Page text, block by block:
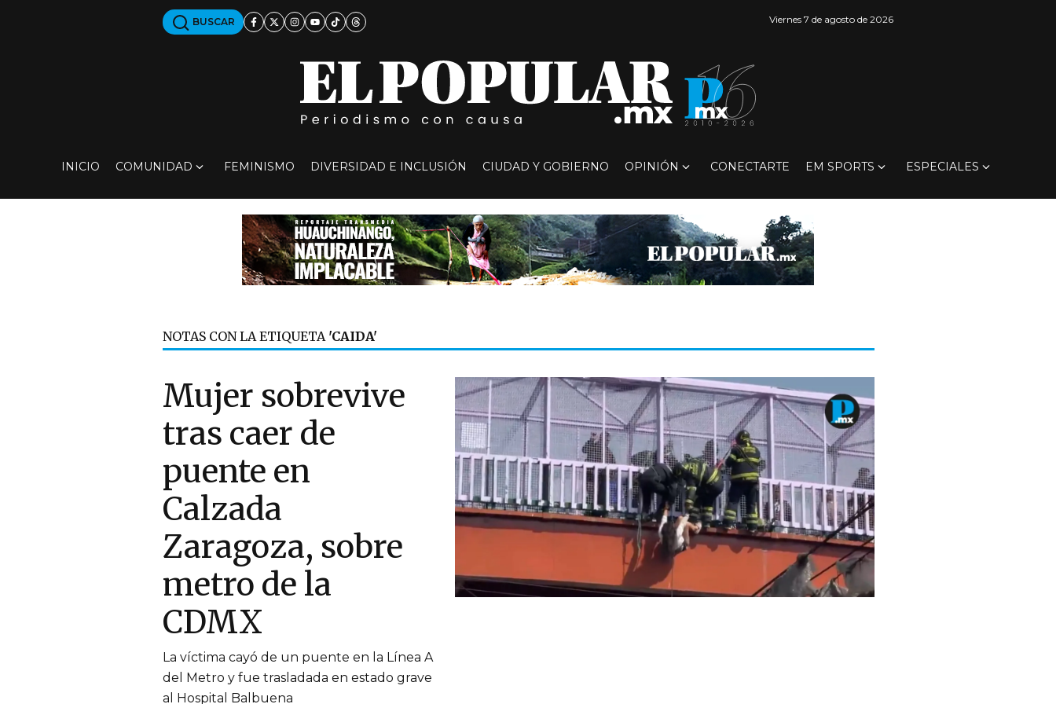
BUSCAR Viernes 7 de agosto de 2026
INICIO COMUNIDAD FEMINISMO DIVERSIDAD E INCLUSIÓN CIUDAD Y GOBIERNO OPINIÓN CONECTARTE EM SPORTS ESPECIALES
NOTAS CON LA ETIQUETA 'CAIDA'
Mujer sobrevive
tras caer de
puente en
Calzada
Zaragoza, sobre
metro de la
CDMX
La víctima cayó de un puente en la Línea A
del Metro y fue trasladada en estado grave
al Hospital Balbuena